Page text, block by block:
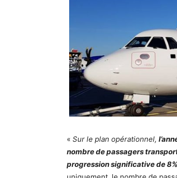
« Sur le plan opérationnel,
nombre de passagers
progression significative de